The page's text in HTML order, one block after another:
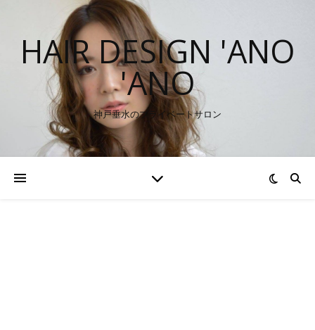
HAIR DESIGN 'ANO
'ANO
神戸垂水のプライベートサロン